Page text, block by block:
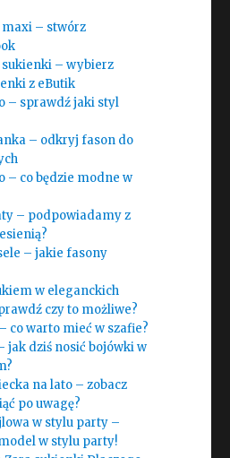
– stwórz
sukienki – wybierz
z eButik
– sprawdź jaki styl
– odkryj fason do
– co będzie modne w
– podpowiadamy z
– jakie fasony
w eleganckich
czy to możliwe?
co warto mieć w szafie?
jak dziś nosić bojówki w
na lato – zobacz
po uwagę?
w stylu party –
w stylu party!